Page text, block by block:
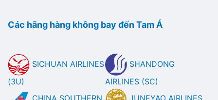
Các hãng hàng không bay đến Tam Á
SICHUAN AIRLINES
(3U)
SHANDONG
AIRLINES (SC)
CHINA SOUTHERN
JUNEYAO AIRLINES